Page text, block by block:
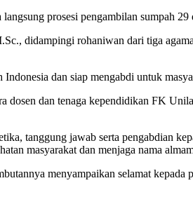
prosesi pengambilan sumpah
didampingi rohaniwan dari tiga
dan siap mengabdi untuk
dan tenaga kependidikan FK
tanggung jawab serta pengabdian
masyarakat dan menjaga nama
menyampaikan selamat kepada